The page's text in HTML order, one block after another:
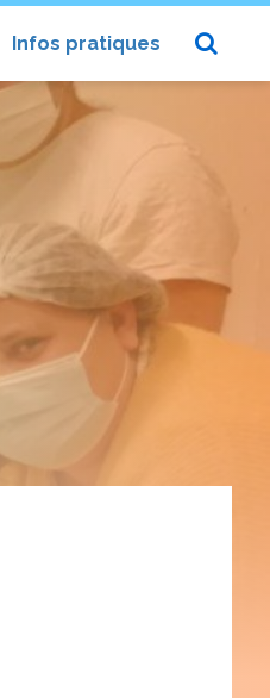
Infos pratiques